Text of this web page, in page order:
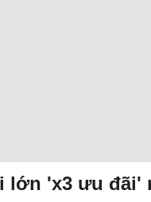
lớn 'x3 ưu đãi'